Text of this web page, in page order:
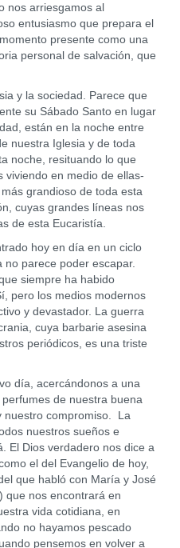
nos arriesgamos al
entusiasmo que prepara el
presente como una
personal de salvación, que
la sociedad. Parece que
su Sábado Santo en lugar
están en la noche entre
nuestra Iglesia y de toda
noche, resituando lo que
viviendo en medio de ellas-
grandioso de toda esta
cuyas grandes líneas nos
de esta Eucaristía.
hoy en día en un ciclo
no parece poder escapar.
siempre ha habido
pero los medios modernos
y devastador. La guerra
cuya barbarie asesina
periódicos, es una triste
día, acercándonos a una
de nuestra buena
nuestro compromiso. La
nuestros sueños e
El Dios verdadero nos dice a
el del Evangelio de hoy,
que habló con María y José
que nos encontrará en
vida cotidiana, en
no hayamos pescado
pensemos en volver a